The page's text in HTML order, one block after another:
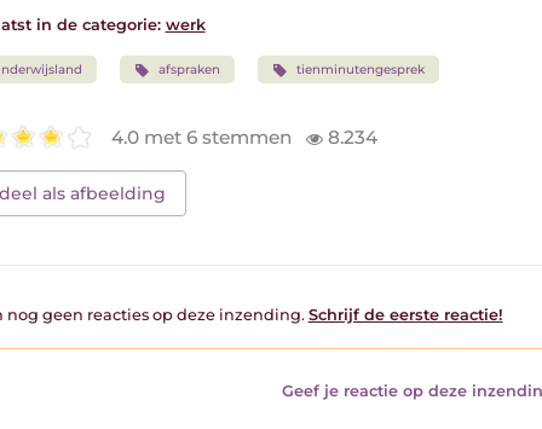
in de categorie: werk
afspraken tienminutengesprek
4.0 met 6 stemmen 8.234
deel als afbeelding
nog geen reacties op deze inzending. Schrijf de eerste reactie!
Geef je reactie op deze